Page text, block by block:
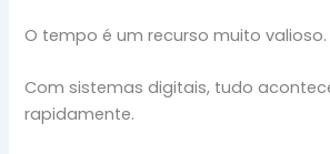
O tempo é um recurso muito valioso.
Com sistemas digitais, tudo
rapidamente.